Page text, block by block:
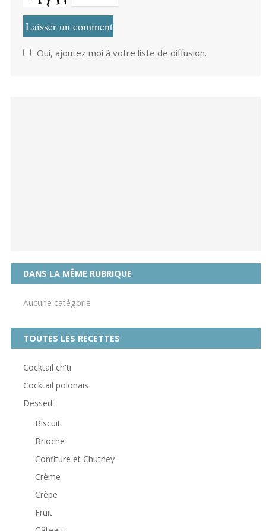
Oui, ajoutez moi à votre liste de diffusion.
DANS LA MÊME RUBRIQUE
Aucune catégorie
TOUTES LES RECETTES
Cocktail ch'ti
Cocktail polonais
Dessert
Biscuit
Brioche
Confiture et Chutney
Crème
Crêpe
Fruit